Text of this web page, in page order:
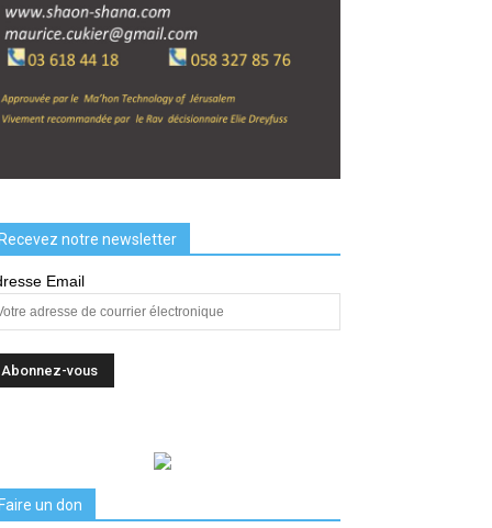
Recevez notre newsletter
Email
Faire un don